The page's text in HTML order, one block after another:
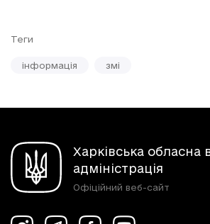
Теги
інформація змі
Харківська обласна
адміністрація
Офіційний веб-сайт